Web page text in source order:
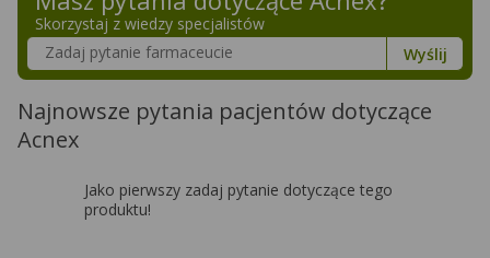
Skorzystaj z wiedzy specjalistów
Szukaj w poradnikach o zdrowiu
Wyślij
Najnowsze pytania pacjentów dotyczące
Acnex
Jako pierwszy zadaj pytanie dotyczące tego
produktu!